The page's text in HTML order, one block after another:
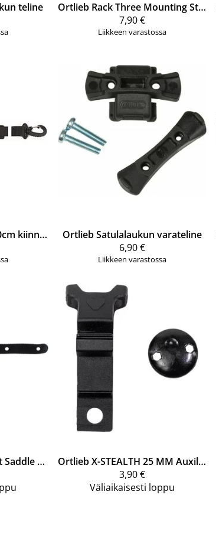
teline
Ortlieb
Rack Three Mounting Struts (tavaratelineen kiinnityssauvat)
7,90 €
Liikkeen varastossa
Olkaremmi 150cm kiinnityskoukuilla (E172)
OrtliebSatulalaukun varateline
6,90 €
Liikkeen varastossa
Tarranauha Set Saddle Bag E246
Ortlieb
X-STEALTH 25 MM Auxiliary Closure Strap E248
3,90 €
Väliaikaisesti loppu